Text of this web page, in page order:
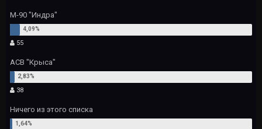
М-90 "Индра"
55
АСВ "Крыса"
38
Ничего из этого списка